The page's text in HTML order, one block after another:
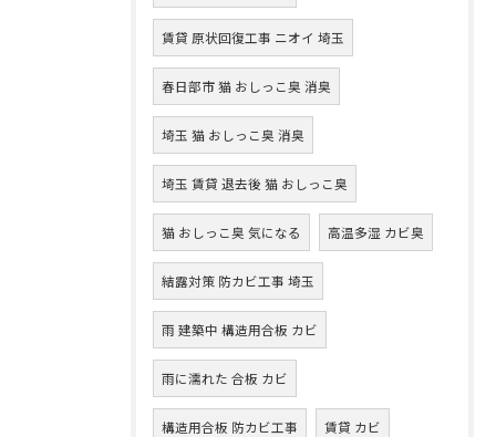
賃貸 原状回復工事 ニオイ 埼玉
春日部市 猫 おしっこ臭 消臭
埼玉 猫 おしっこ臭 消臭
埼玉 賃貸 退去後 猫 おしっこ臭
猫 おしっこ臭 気になる 高温多湿 カビ臭
結露対策 防カビ工事 埼玉
雨 建築中 構造用合板 カビ
雨に濡れた 合板 カビ
構造用合板 防カビ工事 賃貸 カビ